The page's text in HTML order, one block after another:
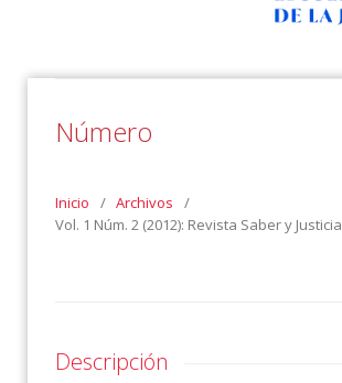
Número
Inicio / Archivos
/
Vol. 1 Núm. 2 (2012): Revista Saber y Justicia
Descripción